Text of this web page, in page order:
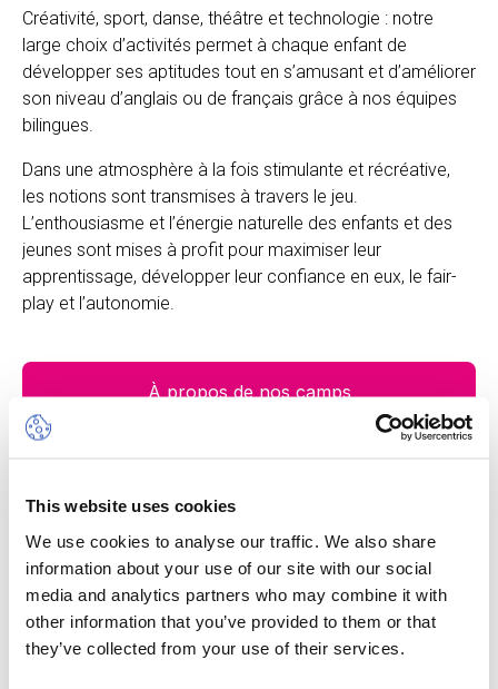
This website uses cookies
We use cookies to analyse our traffic. We also share
information about your use of our site with our social
media and analytics partners who may combine it with
other information that you’ve provided to them or that
they’ve collected from your use of their services.
Créativité, sport, danse, théâtre et technologie : notre
large choix d’activités permet à chaque enfant de
développer ses aptitudes tout en s’amusant et d’améliorer
son niveau d’anglais ou de français grâce à nos équipes
bilingues.
Dans une atmosphère à la fois stimulante et récréative,
les notions sont transmises à travers le jeu.
L’enthousiasme et l’énergie naturelle des enfants et des
jeunes sont mises à profit pour maximiser leur
apprentissage, développer leur confiance en eux, le fair-
play et l’autonomie.
À propos de nos camps
Notre valeur ajoutée